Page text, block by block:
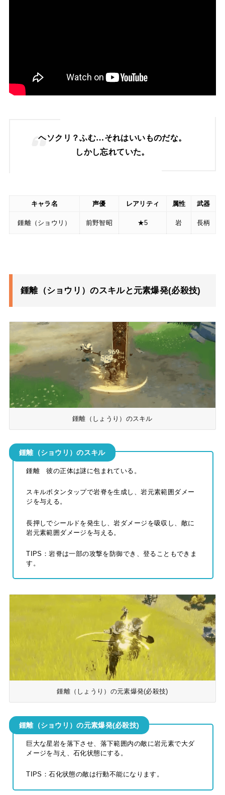
ヘソクリ？ふむ…それはいいものだな。
しかし忘れていた。
キャラ名 声優 レアリティ 属性 武器
鍾離（ショウリ） 前野智昭 ★5 岩 長柄
鍾離（ショウリ）のスキルと元素爆発(必殺技)
鍾離（しょうり）のスキル
鍾離（ショウリ）のスキル
鍾離 彼の正体は謎に包まれている。
スキルボタンタップで岩脊を生成し、岩元素範囲ダメー
ジを与える。
長押しでシールドを発生し、岩ダメージを吸収し、敵に
岩元素範囲ダメージを与える。
TIPS：岩脊は一部の攻撃を防御でき、登ることもできま
す。
鍾離（しょうり）の元素爆発(必殺技)
鍾離（ショウリ）の元素爆発(必殺技)
巨大な星岩を落下させ、落下範囲内の敵に岩元素で大ダ
メージを与え、石化状態にする。
TIPS：石化状態の敵は行動不能になります。